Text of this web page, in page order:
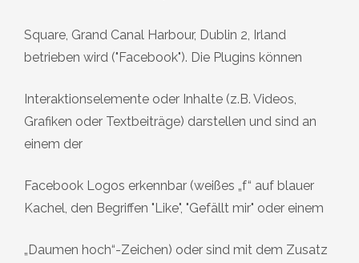
Square, Grand Canal Harbour, Dublin 2, Irland
betrieben wird ("Facebook"). Die Plugins können
Interaktionselemente oder Inhalte (z.B. Videos,
Grafiken oder Textbeiträge) darstellen und sind an
einem der
Facebook Logos erkennbar (weißes „f“ auf blauer
Kachel, den Begriffen "Like", "Gefällt mir" oder einem
„Daumen hoch“-Zeichen) oder sind mit dem Zusatz